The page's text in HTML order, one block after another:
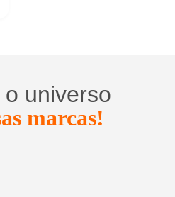
universo
marcas!